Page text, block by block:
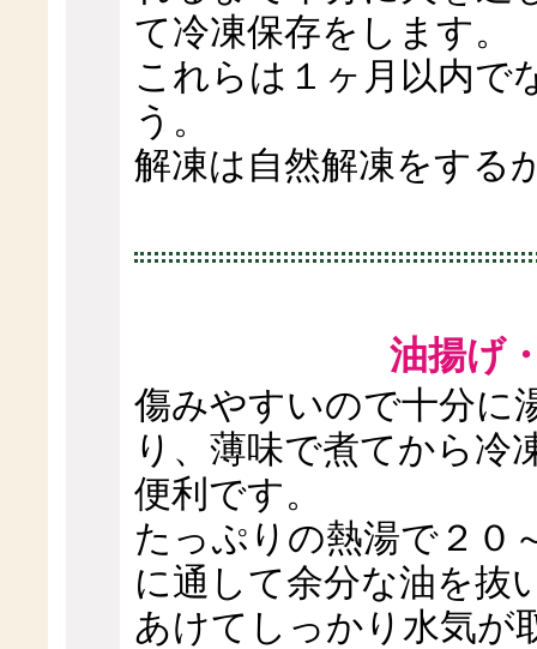
て冷凍保存をします。
これらは１ヶ月以内で
う。
解凍は自然解凍をする
油揚げ
傷みやすいので十分に
り、薄味で煮てから冷
便利です。
たっぷりの熱湯で２０
に通して余分な油を抜
あけてしっかり水気が